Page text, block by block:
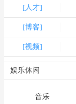
[人才]
[博客]
[视频]
娱乐休闲
音乐